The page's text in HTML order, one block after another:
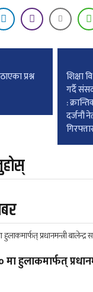
प्रश्न
शिक्षा
गर्दै
:
दर्जनौं
हुलाकमार्फत्